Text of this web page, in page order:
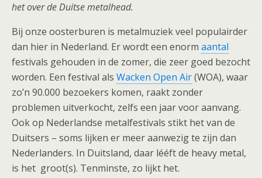
het over de Duitse metalhead.
Bij onze oosterburen is metalmuziek veel populairder
dan hier in Nederland. Er wordt een enorm aantal
festivals gehouden in de zomer, die zeer goed bezocht
worden. Een festival als Wacken Open Air(WOA), waar
zo’n 90.000 bezoekers komen, raakt zonder
problemen uitverkocht, zelfs een jaar voor aanvang.
Ook op Nederlandse metalfestivals stikt het van de
Duitsers – soms lijken er meer aanwezig te zijn dan
Nederlanders. In Duitsland, daar lééft de heavy metal,
is het groot(s). Tenminste, zo lijkt het.